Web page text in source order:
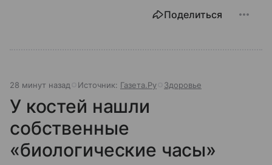
Поделиться
28 минут назад Источник: Газета.Ру Здоровье
У костей нашли
собственные
«биологические часы»